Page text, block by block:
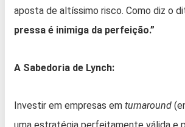
aposta de altíssimo risco. Como diz o
pressa é inimiga da perfeição.”
A Sabedoria de Lynch:
Investir em empresas em turnaround